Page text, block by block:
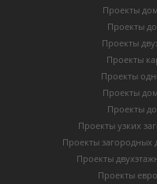
Проекты
Проекты
Проекты
Проекты
Проекты
Проекты
Проекты
Проекты узких
Проекты загородных
Проекты
Проекты